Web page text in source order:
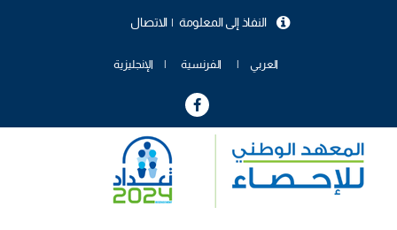
الاتصال النفاذ إلى المعلومة
العربي الفرنسية الإنجليزية